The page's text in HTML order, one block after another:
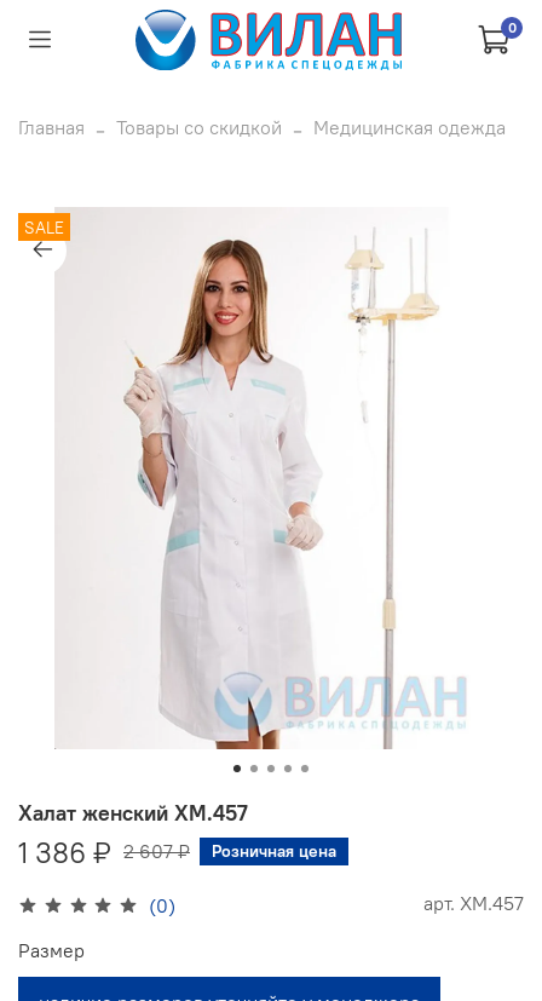
0
Главная Товары со скидкой Медицинская одежда
SALE
(0) арт. ХМ.457
Халат женский ХМ.457
1 386 ₽ 2 607 ₽ Розничная цена
Размер